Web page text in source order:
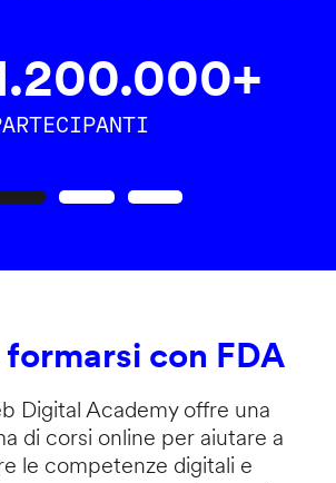
formarsi con FDA
Digital Academy offre una
di corsi online per aiutare a
le competenze digitali e